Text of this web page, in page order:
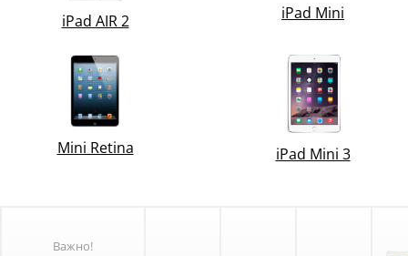
iPad AIR 2 iPad Mini
Mini Retina iPad Mini 3
Важно!